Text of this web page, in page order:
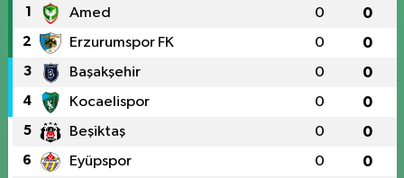
1 Amed 0 0
2 Erzurumspor FK 0 0
3 Başakşehir 0 0
4 Kocaelispor 0 0
5 Beşiktaş 0 0
6 Eyüpspor 0 0